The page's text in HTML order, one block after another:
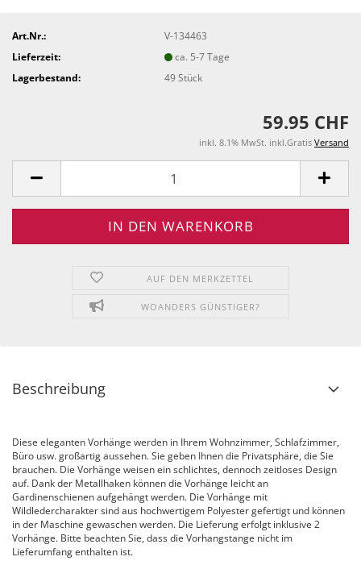
Art.Nr.:
V-134463
Lieferzeit:
ca. 5-7 Tage
Lagerbestand:
49Stück
59.95 CHF
inkl. 8.1% MwSt. inkl.Gratis Versand
AUF DEN MERKZETTEL
WOANDERS GÜNSTIGER?
Beschreibung
Diese eleganten Vorhänge werden in Ihrem Wohnzimmer, Schlafzimmer,
Büro usw. großartig aussehen. Sie geben Ihnen die Privatsphäre, die Sie
brauchen. Die Vorhänge weisen ein schlichtes, dennoch zeitloses Design
auf. Dank der Metallhaken können die Vorhänge leicht an
Gardinenschienen aufgehängt werden. Die Vorhänge mit
Wildledercharakter sind aus hochwertigem Polyester gefertigt und können
in der Maschine gewaschen werden. Die Lieferung erfolgt inklusive 2
Vorhänge. Bitte beachten Sie, dass die Vorhangstange nicht im
Lieferumfang enthalten ist.